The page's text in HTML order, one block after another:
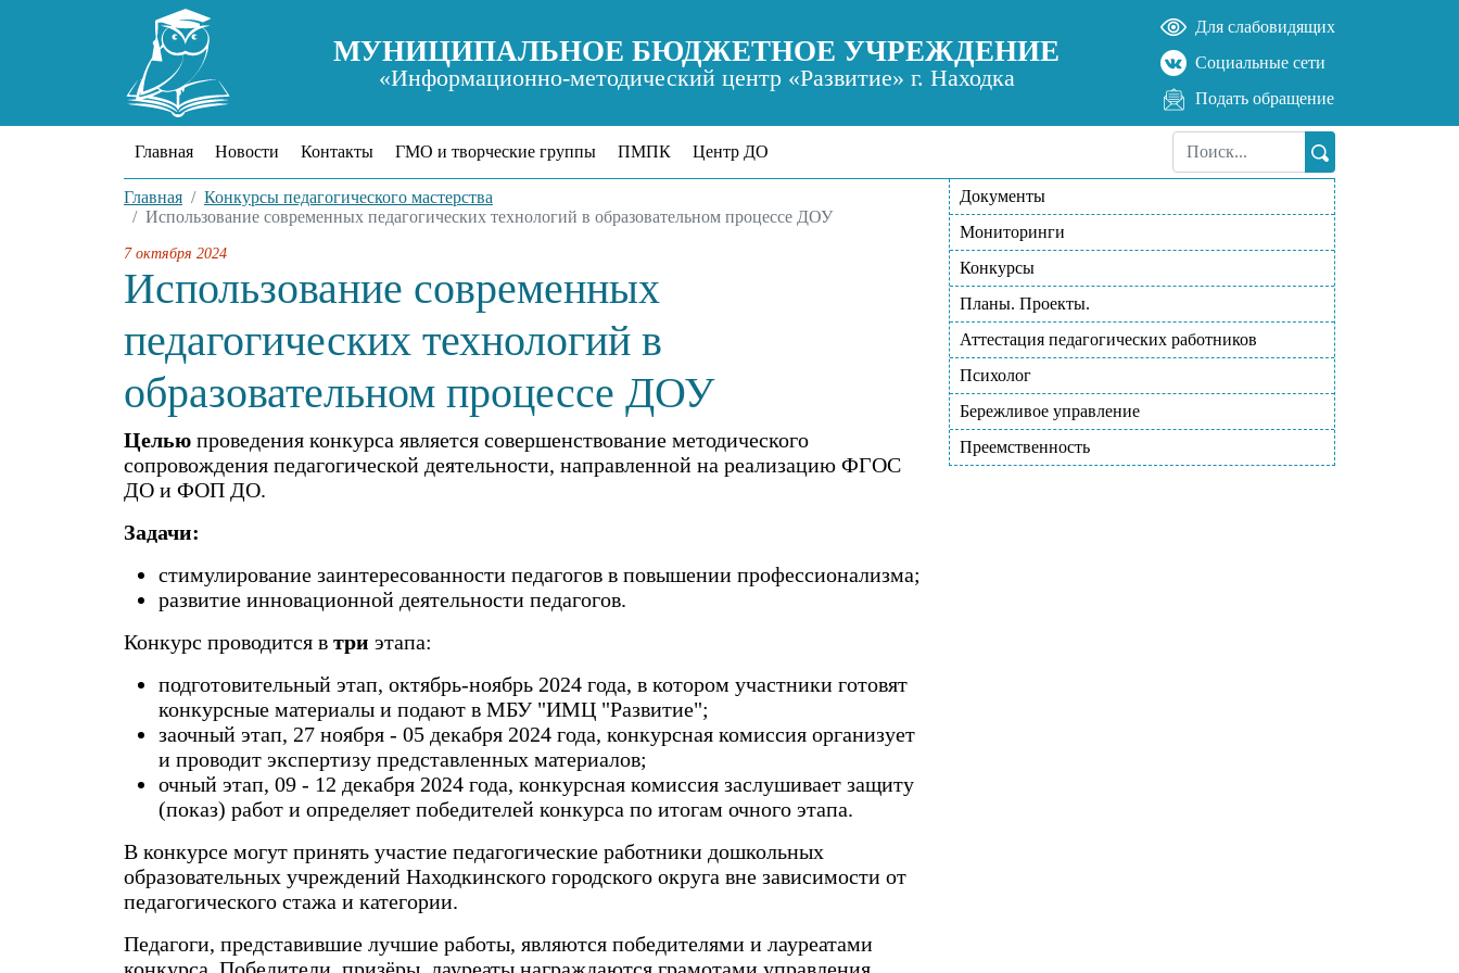
МУНИЦИПАЛЬНОЕ БЮДЖЕТНОЕ УЧРЕЖДЕНИЕ
«Информационно-методический центр «Развитие» г. Находка
Для слабовидящих
Социальные сети
Подать обращение
Главная Новости Контакты ГМО и творческие группы ПМПК Центр ДО
Главная
Конкурсы педагогического мастерства
Использование современных педагогических технологий в образовательном процессе ДОУ
7 октября 2024
Использование современных
педагогических технологий в
образовательном процессе ДОУ
Целью проведения конкурса является совершенствование методического
сопровождения педагогической деятельности, направленной на реализацию ФГОС
ДО и ФОП ДО.
Задачи:
стимулирование заинтересованности педагогов в повышении профессионализма;
развитие инновационной деятельности педагогов.
Конкурс проводится в три этапа:
подготовительный этап, октябрь-ноябрь 2024 года, в котором участники готовят
конкурсные материалы и подают в МБУ "ИМЦ "Развитие";
заочный этап, 27 ноября - 05 декабря 2024 года, конкурсная комиссия организует
и проводит экспертизу представленных материалов;
очный этап, 09 - 12 декабря 2024 года, конкурсная комиссия заслушивает защиту
(показ) работ и определяет победителей конкурса по итогам очного этапа.
В конкурсе могут принять участие педагогические работники дошкольных
образовательных учреждений Находкинского городского округа вне зависимости от
педагогического стажа и категории.
Педагоги, представившие лучшие работы, являются победителями и лауреатами
Документы
Мониторинги
Конкурсы
Планы. Проекты.
Аттестация педагогических работников
Психолог
Бережливое управление
Преемственность